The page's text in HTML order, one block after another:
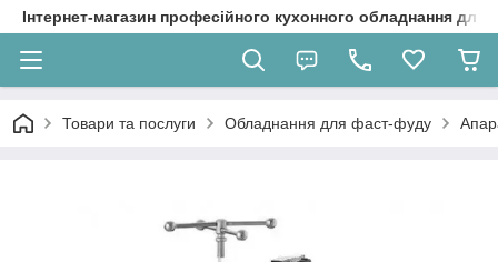
Інтернет-магазин професійного кухонного обладнання
Товари та послуги Обладнання для фаст-фуду